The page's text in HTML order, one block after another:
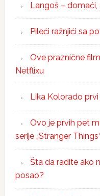
Langoš – domaći,
Pileći ražnjići sa
Ove praznične
Netflixu
Lika Kolorado prvi
Ovo je prvih pet
serije „Stranger
Šta da radite ako
posao?